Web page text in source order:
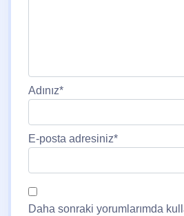
Adınız*
E-posta adresiniz*
Daha sonraki yorumlarımda